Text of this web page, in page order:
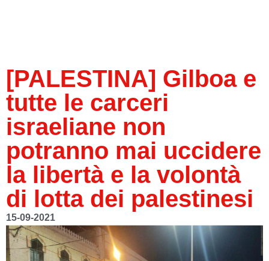
[PALESTINA] Gilboa e
tutte le carceri
israeliane non
potranno mai uccidere
la libertà e la volontà
di lotta dei palestinesi
15-09-2021